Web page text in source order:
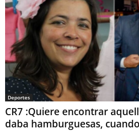
Deportes
CR7 :Quiere encontrar
daba hamburguesas,